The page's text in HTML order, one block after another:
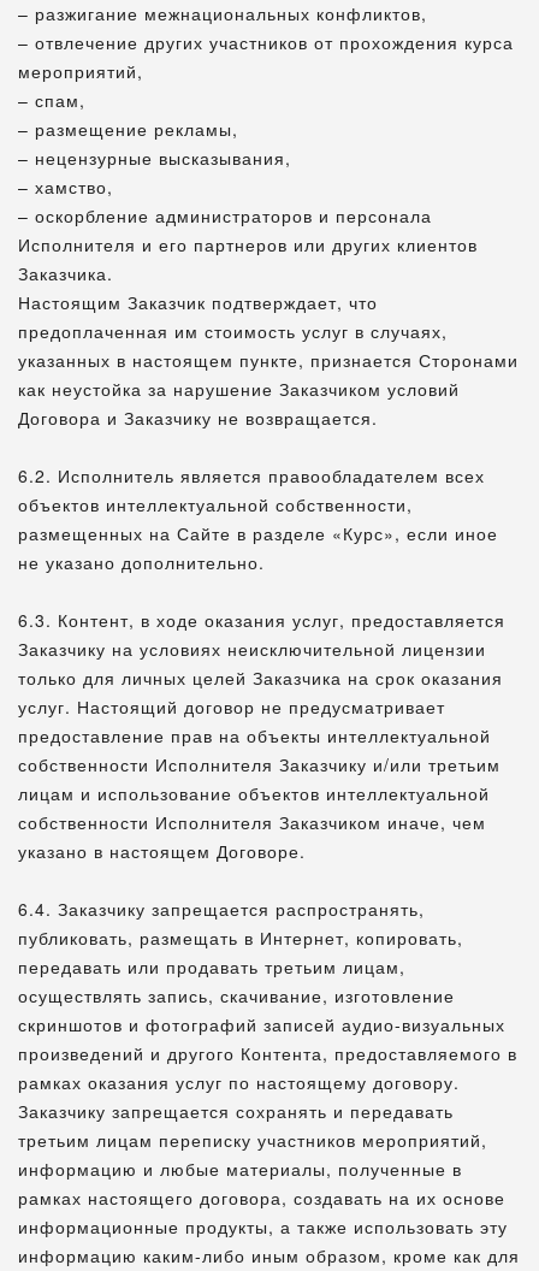
– разжигание межнациональных конфликтов,
– отвлечение других участников от прохождения курса
мероприятий,
– спам,
– размещение рекламы,
– нецензурные высказывания,
– хамство,
– оскорбление администраторов и персонала
Исполнителя и его партнеров или других клиентов
Заказчика.
Настоящим Заказчик подтверждает, что
предоплаченная им стоимость услуг в случаях,
указанных в настоящем пункте, признается Сторонами
как неустойка за нарушение Заказчиком условий
Договора и Заказчику не возвращается.
6.2. Исполнитель является правообладателем всех
объектов интеллектуальной собственности,
размещенных на Сайте в разделе «Курс», если иное
не указано дополнительно.
6.3. Контент, в ходе оказания услуг, предоставляется
Заказчику на условиях неисключительной лицензии
только для личных целей Заказчика на срок оказания
услуг. Настоящий договор не предусматривает
предоставление прав на объекты интеллектуальной
собственности Исполнителя Заказчику и/или третьим
лицам и использование объектов интеллектуальной
собственности Исполнителя Заказчиком иначе, чем
указано в настоящем Договоре.
6.4. Заказчику запрещается распространять,
публиковать, размещать в Интернет, копировать,
передавать или продавать третьим лицам,
осуществлять запись, скачивание, изготовление
скриншотов и фотографий записей аудио-визуальных
произведений и другого Контента, предоставляемого в
рамках оказания услуг по настоящему договору.
Заказчику запрещается сохранять и передавать
третьим лицам переписку участников мероприятий,
информацию и любые материалы, полученные в
рамках настоящего договора, создавать на их основе
информационные продукты, а также использовать эту
информацию каким-либо иным образом, кроме как для